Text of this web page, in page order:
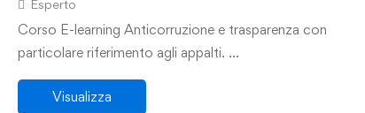
Esperto
Corso E-learning Anticorruzione e trasparenza con
particolare riferimento agli appalti. …
Visualizza